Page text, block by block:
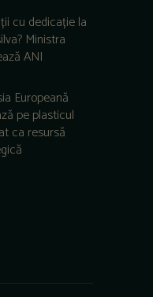
cu dedicație la
Ministra
ANI
Europeană
pe plasticul
ca resursă